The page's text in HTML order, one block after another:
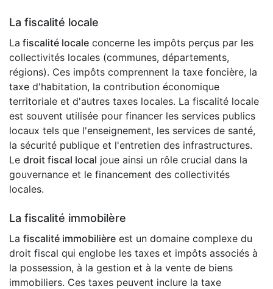
La fiscalité locale
La fiscalité locale concerne les impôts perçus par les
collectivités locales (communes, départements,
régions). Ces impôts comprennent la taxe foncière, la
taxe d'habitation, la contribution économique
territoriale et d'autres taxes locales. La fiscalité locale
est souvent utilisée pour financer les services publics
locaux tels que l'enseignement, les services de santé,
la sécurité publique et l'entretien des infrastructures.
Le droit fiscal local joue ainsi un rôle crucial dans la
gouvernance et le financement des collectivités
locales.
La fiscalité immobilère
La fiscalité immobilière est un domaine complexe du
droit fiscal qui englobe les taxes et impôts associés à
la possession, à la gestion et à la vente de biens
immobiliers. Ces taxes peuvent inclure la taxe